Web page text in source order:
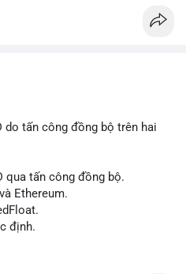
do tấn công đồng bộ trên hai
qua tấn công đồng bộ.
Ethereum.
định.